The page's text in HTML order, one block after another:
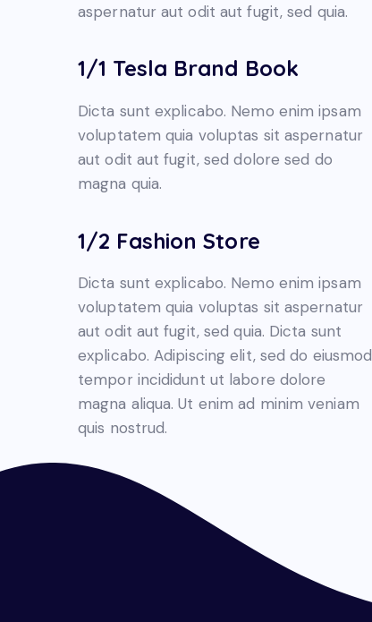
aspernatur aut odit aut fugit, sed quia.
1/1 Tesla Brand Book
Dicta sunt explicabo. Nemo enim ipsam
voluptatem quia voluptas sit aspernatur
aut odit aut fugit, sed dolore sed do
magna quia.
1/2 Fashion Store
Dicta sunt explicabo. Nemo enim ipsam
voluptatem quia voluptas sit aspernatur
aut odit aut fugit, sed quia. Dicta sunt
explicabo. Adipiscing elit, sed do eiusmod
tempor incididunt ut labore dolore
magna aliqua. Ut enim ad minim veniam
quis nostrud.